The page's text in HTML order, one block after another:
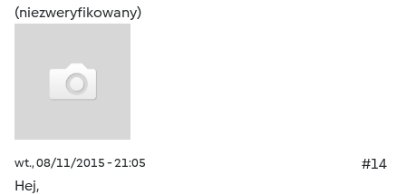
(niezweryfikowany)
wt., 08/11/2015 - 21:05
#14
Hej,